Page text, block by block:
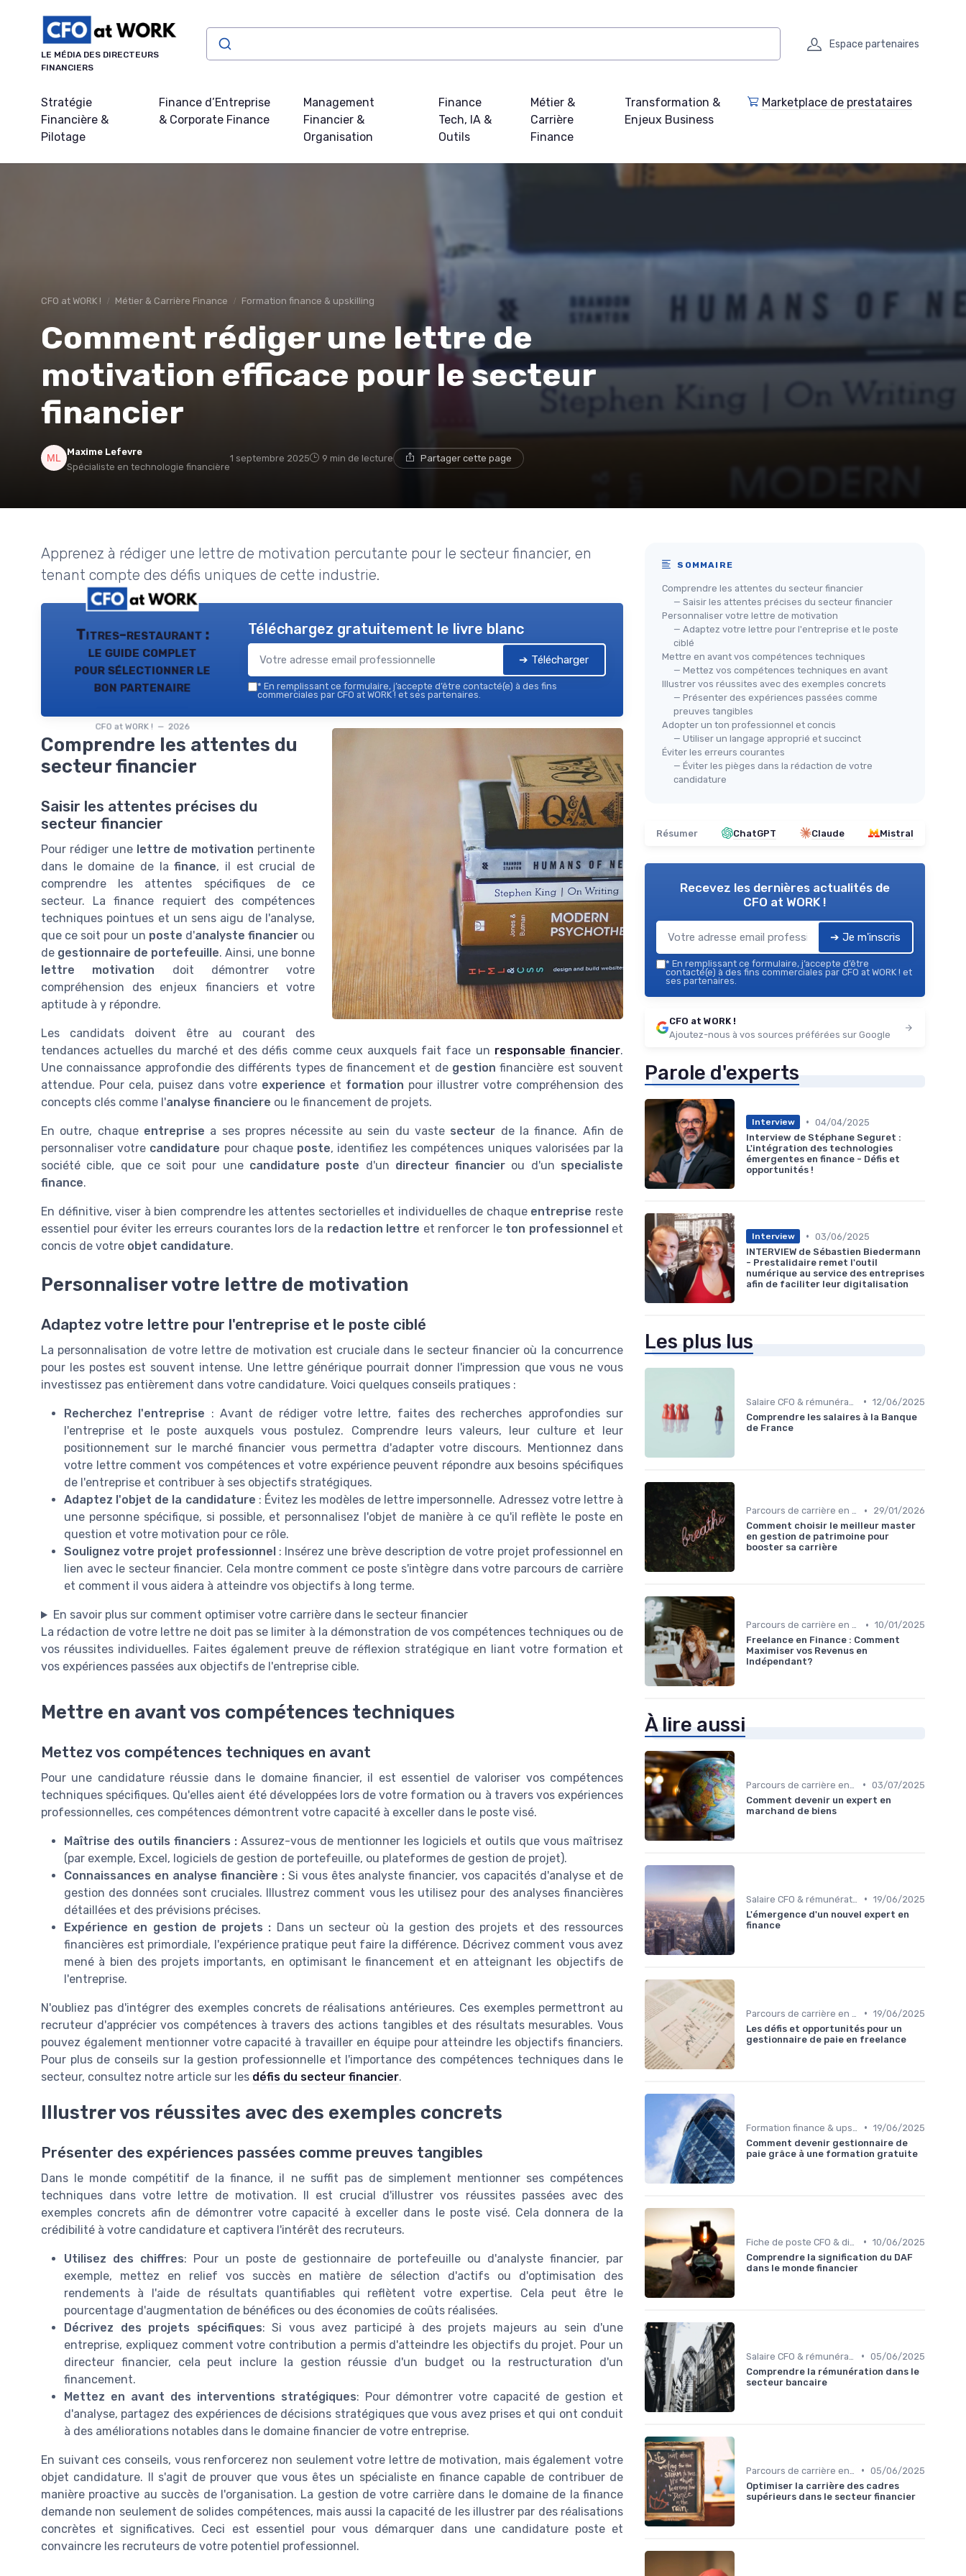
LE MÉDIA DES DIRECTEURS
FINANCIERS
Espace partenaires
Stratégie
Financière &
Pilotage
Finance d’Entreprise
& Corporate Finance
Management
Financier &
Organisation
Finance
Tech, IA &
Outils
Métier &
Carrière
Finance
Transformation &
Enjeux Business
Marketplace de prestataires
CFO at WORK ! Métier & Carrière Finance Formation finance & upskilling
Comment rédiger une lettre de
motivation efficace pour le secteur
financier
Maxime Lefevre
Spécialiste en technologie financière
1 septembre 2025 9 min de lecture Partager cette page
Apprenez à rédiger une lettre de motivation percutante pour le secteur financier, en
tenant compte des défis uniques de cette industrie.
Titres-restaurant :
le guide complet
pour sélectionner le
bon partenaire
CFO at WORK ! — 2026
Téléchargez gratuitement le livre blanc
➔ Télécharger
* En remplissant ce formulaire, j’accepte d’être contacté(e) à des fins
commerciales par CFO at WORK ! et ses partenaires.
Comprendre les attentes du
secteur financier
Saisir les attentes précises du
secteur financier
Pour rédiger une lettre de motivation pertinente
dans le domaine de lafinance, il est crucial de
comprendre les attentes spécifiques de ce
secteur. La finance requiert des compétences
techniques pointues et un sens aigu de l'analyse,
que ce soit pour un poste d'analyste financierou
de gestionnaire de portefeuille. Ainsi, une bonne
lettre motivation doit démontrer votre
compréhension des enjeux financiers et votre
aptitude à y répondre.
Les candidats doivent être au courant des
tendances actuelles du marché et des défis comme ceux auxquels fait face un responsable financier.
Une connaissance approfondie des différents types de financement et de gestion financière est souvent
attendue. Pour cela, puisez dans votre experience et formation pour illustrer votre compréhension des
concepts clés comme l'analyse financiere ou le financement de projets.
En outre, chaque entreprise a ses propres nécessite au sein du vaste secteur de la finance. Afin de
personnaliser votre candidature pour chaque poste, identifiez les compétences uniques valorisées par la
société cible, que ce soit pour une candidature poste d'un directeur financier ou d'un specialiste
finance.
En définitive, viser à bien comprendre les attentes sectorielles et individuelles de chaque entreprise reste
essentiel pour éviter les erreurs courantes lors de la redaction lettre et renforcer le ton professionnelet
concis de votre objet candidature.
Personnaliser votre lettre de motivation
Adaptez votre lettre pour l'entreprise et le poste ciblé
La personnalisation de votre lettre de motivation est cruciale dans le secteur financier où la concurrence
pour les postes est souvent intense. Une lettre générique pourrait donner l'impression que vous ne vous
investissez pas entièrement dans votre candidature. Voici quelques conseils pratiques :
Recherchez l'entreprise : Avant de rédiger votre lettre, faites des recherches approfondies sur
l'entreprise et le poste auxquels vous postulez. Comprendre leurs valeurs, leur culture et leur
positionnement sur le marché financier vous permettra d'adapter votre discours. Mentionnez dans
votre lettre comment vos compétences et votre expérience peuvent répondre aux besoins spécifiques
de l'entreprise et contribuer à ses objectifs stratégiques.
Adaptez l'objet de la candidature : Évitez les modèles de lettre impersonnelle. Adressez votre lettre à
une personne spécifique, si possible, et personnalisez l'objet de manière à ce qu'il reflète le poste en
question et votre motivation pour ce rôle.
Soulignez votre projet professionnel : Insérez une brève description de votre projet professionnel en
lien avec le secteur financier. Cela montre comment ce poste s'intègre dans votre parcours de carrière
et comment il vous aidera à atteindre vos objectifs à long terme.
En savoir plus sur comment optimiser votre carrière dans le secteur financier
La rédaction de votre lettre ne doit pas se limiter à la démonstration de vos compétences techniques ou de
vos réussites individuelles. Faites également preuve de réflexion stratégique en liant votre formation et
vos expériences passées aux objectifs de l'entreprise cible.
Mettre en avant vos compétences techniques
Mettez vos compétences techniques en avant
Pour une candidature réussie dans le domaine financier, il est essentiel de valoriser vos compétences
techniques spécifiques. Qu'elles aient été développées lors de votre formation ou à travers vos expériences
professionnelles, ces compétences démontrent votre capacité à exceller dans le poste visé.
Maîtrise des outils financiers : Assurez-vous de mentionner les logiciels et outils que vous maîtrisez
(par exemple, Excel, logiciels de gestion de portefeuille, ou plateformes de gestion de projet).
Connaissances en analyse financière :Si vous êtes analyste financier, vos capacités d'analyse et de
gestion des données sont cruciales. Illustrez comment vous les utilisez pour des analyses financières
détaillées et des prévisions précises.
Expérience en gestion de projets : Dans un secteur où la gestion des projets et des ressources
financières est primordiale, l'expérience pratique peut faire la différence. Décrivez comment vous avez
mené à bien des projets importants, en optimisant le financement et en atteignant les objectifs de
l'entreprise.
N'oubliez pas d'intégrer des exemples concrets de réalisations antérieures. Ces exemples permettront au
recruteur d'apprécier vos compétences à travers des actions tangibles et des résultats mesurables. Vous
pouvez également mentionner votre capacité à travailler en équipe pour atteindre les objectifs financiers.
Pour plus de conseils sur la gestion professionnelle et l'importance des compétences techniques dans le
secteur, consultez notre article sur les défis du secteur financier.
Illustrer vos réussites avec des exemples concrets
Présenter des expériences passées comme preuves tangibles
Dans le monde compétitif de la finance, il ne suffit pas de simplement mentionner ses compétences
techniques dans votre lettre de motivation. Il est crucial d'illustrer vos réussites passées avec des
exemples concrets afin de démontrer votre capacité à exceller dans le poste visé. Cela donnera de la
crédibilité à votre candidature et captivera l'intérêt des recruteurs.
Utilisez des chiffres: Pour un poste de gestionnaire de portefeuille ou d'analyste financier, par
exemple, mettez en relief vos succès en matière de sélection d'actifs ou d'optimisation des
rendements à l'aide de résultats quantifiables qui reflètent votre expertise. Cela peut être le
pourcentage d'augmentation de bénéfices ou des économies de coûts réalisées.
Décrivez des projets spécifiques: Si vous avez participé à des projets majeurs au sein d'une
entreprise, expliquez comment votre contribution a permis d'atteindre les objectifs du projet. Pour un
directeur financier, cela peut inclure la gestion réussie d'un budget ou la restructuration d'un
financement.
Mettez en avant des interventions stratégiques: Pour démontrer votre capacité de gestion et
d'analyse, partagez des expériences de décisions stratégiques que vous avez prises et qui ont conduit
à des améliorations notables dans le domaine financier de votre entreprise.
En suivant ces conseils, vous renforcerez non seulement votre lettre de motivation, mais également votre
objet candidature. Il s'agit de prouver que vous êtes un spécialiste en finance capable de contribuer de
manière proactive au succès de l'organisation. La gestion de votre carrière dans le domaine de la finance
demande non seulement de solides compétences, mais aussi la capacité de les illustrer par des réalisations
concrètes et significatives. Ceci est essentiel pour vous démarquer dans une candidature poste et
convaincre les recruteurs de votre potentiel professionnel.
SOMMAIRE
Comprendre les attentes du secteur financier
— Saisir les attentes précises du secteur financier
Personnaliser votre lettre de motivation
— Adaptez votre lettre pour l'entreprise et le poste
ciblé
Mettre en avant vos compétences techniques
— Mettez vos compétences techniques en avant
Illustrer vos réussites avec des exemples concrets
— Présenter des expériences passées comme
preuves tangibles
Adopter un ton professionnel et concis
— Utiliser un langage approprié et succinct
Éviter les erreurs courantes
— Éviter les pièges dans la rédaction de votre
candidature
Résumer ChatGPT Claude Mistral
Recevez les dernières actualités de
CFO at WORK !
➔ Je m'inscris
* En remplissant ce formulaire, j’accepte d’être
contacté(e) à des fins commerciales par CFO at WORK ! et
ses partenaires.
CFO at WORK !
Ajoutez-nous à vos sources préférées sur Google
Parole d'experts
Interview • 04/04/2025
Interview de Stéphane Seguret :
L'intégration des technologies
émergentes en finance - Défis et
opportunités !
Interview • 03/06/2025
INTERVIEW de Sébastien Biedermann
- Prestalidaire remet l'outil
numérique au service des entreprises
afin de faciliter leur digitalisation
Les plus lus
• 12/06/2025
Comprendre les salaires à la Banque
de France
Parcours de carrière en finance •
29/01/2026
Comment choisir le meilleur master
en gestion de patrimoine pour
booster sa carrière
Parcours de carrière en finance • 10/01/2025
Freelance en Finance : Comment
Maximiser vos Revenus en
Indépendant?
À lire aussi
• 03/07/2025
Comment devenir un expert en
marchand de biens
• 19/06/2025
L'émergence d'un nouvel expert en
finance
• 19/06/2025
Les défis et opportunités pour un
gestionnaire de paie en freelance
• 19/06/2025
Comment devenir gestionnaire de
paie grâce à une formation gratuite
• 10/06/2025
Comprendre la signification du DAF
dans le monde financier
• 05/06/2025
Comprendre la rémunération dans le
secteur bancaire
• 05/06/2025
Optimiser la carrière des cadres
supérieurs dans le secteur financier